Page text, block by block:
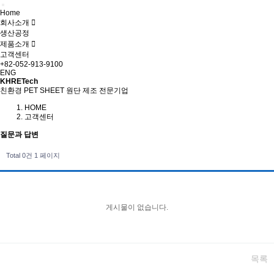
Home
회사소개
생산공정
제품소개
고객센터
+82-052-913-9100
ENG
KHRETech
친환경 PET SHEET 원단 제조 전문기업
HOME
고객센터
질문과 답변
Total 0건 1 페이지
게시물이 없습니다.
목록